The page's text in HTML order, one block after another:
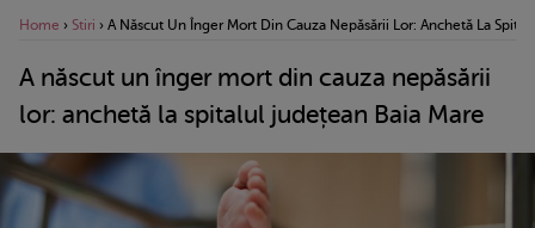
Home › Stiri › A Născut Un Înger Mort Din Cauza Nepăsării Lor: Anchetă La
A născut un înger mort din cauza nepăsării
lor: anchetă la spitalul județean Baia Mare